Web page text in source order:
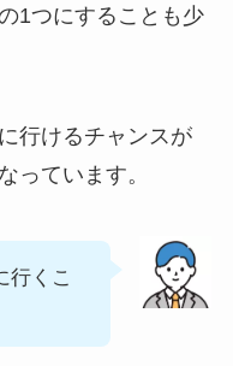
1つにすることも少
行けるチャンスが
っています。
行くこ